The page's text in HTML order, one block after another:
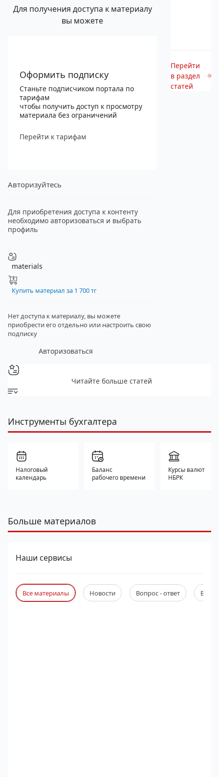
Для получения доступа к материалу
вы можете
Оформить подписку
Станьте подписчиком портала по
тарифам
чтобы получить доступ к просмотру
материала без ограничений
Перейти к тарифам
Авторизуйтесь
Для приобретения доступа к контенту
необходимо авторизоваться и выбрать
профиль
materials
Купить материал за 1 700 тг
Нет доступа к материалу, вы можете
приобрести его отдельно или настроить свою
подписку
Авторизоваться
Перейти
в раздел
статей
Читайте больше статей
Инструменты бухгалтера
Налоговый
календарь
Баланс
рабочего времени
Курсы валют
НБРК
Больше материалов
Наши сервисы
Все материалы Новости Вопрос - ответ